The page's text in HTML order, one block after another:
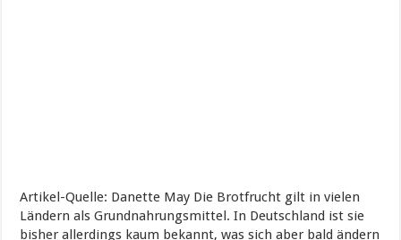
Artikel-Quelle: Danette May Die Brotfrucht gilt in vielen
Ländern als Grundnahrungsmittel. In Deutschland ist sie
bisher allerdings kaum bekannt, was sich aber bald ändern